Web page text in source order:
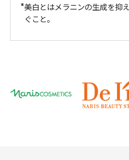
美白とはメラニンの生成を抑え
ぐこと。